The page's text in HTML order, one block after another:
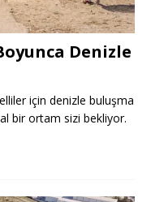
Denizle
için denizle buluşma
bir ortam sizi bekliyor.